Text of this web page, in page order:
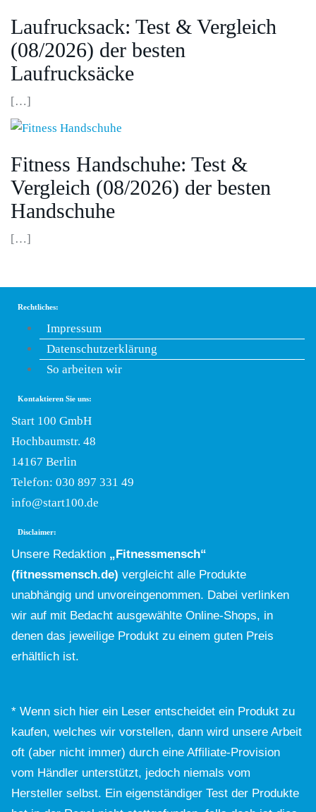
Laufrucksack: Test & Vergleich
(08/2026) der besten
Laufrucksäcke
[…]
Fitness Handschuhe: Test &
Vergleich (08/2026) der besten
Handschuhe
[…]
Rechtliches:
Impressum
Datenschutzerklärung
So arbeiten wir
Kontaktieren Sie uns:
Start 100 GmbH
Hochbaumstr. 48
14167 Berlin
Telefon: 030 897 331 49
info@start100.de
Disclaimer:
Unsere Redaktion „Fitnessmensch“
(fitnessmensch.de) vergleicht alle Produkte
unabhängig und unvoreingenommen. Dabei verlinken
wir auf mit Bedacht ausgewählte Online-Shops, in
denen das jeweilige Produkt zu einem guten Preis
erhältlich ist.
* Wenn sich hier ein Leser entscheidet ein Produkt zu
kaufen, welches wir vorstellen, dann wird unsere Arbeit
oft (aber nicht immer) durch eine Affiliate-Provision
vom Händler unterstützt, jedoch niemals vom
Hersteller selbst. Ein eigenständiger Test der Produkte